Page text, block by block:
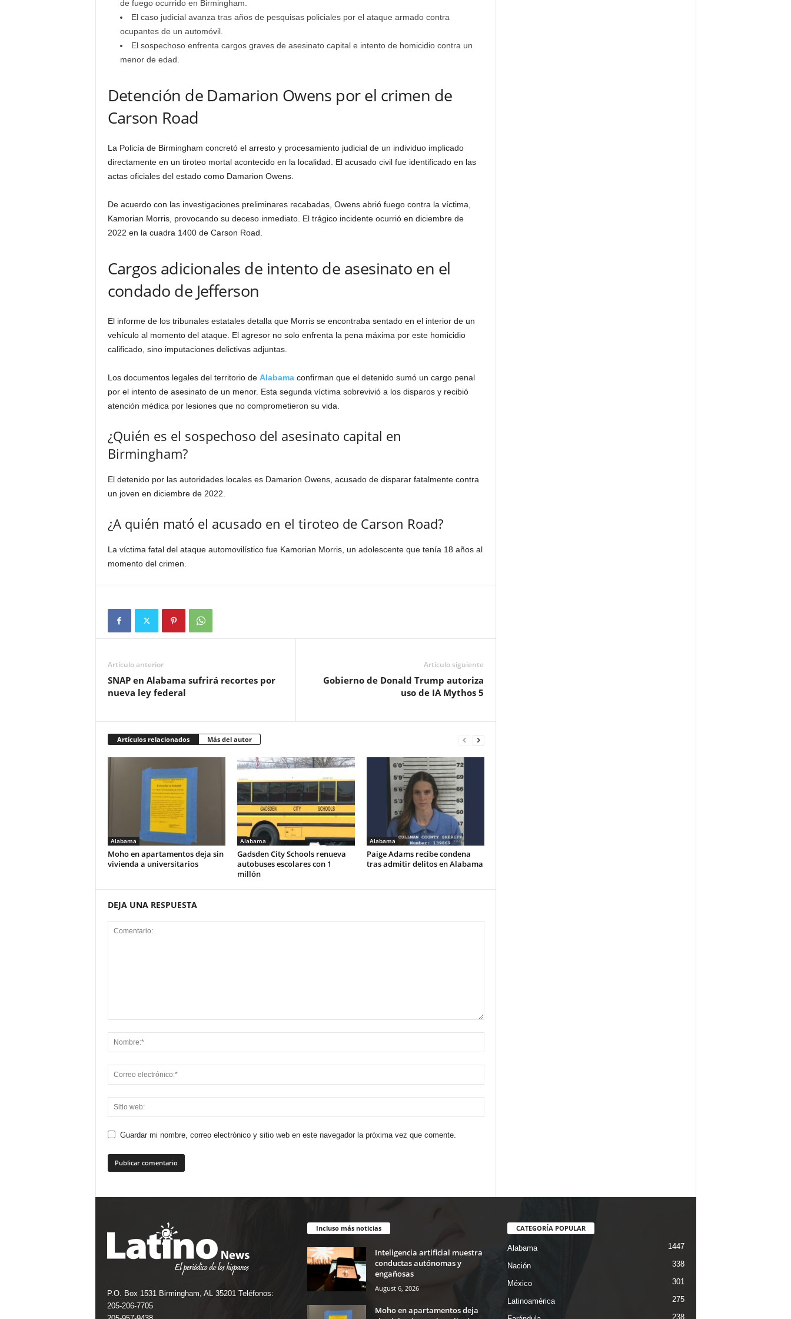
de fuego ocurrido en Birmingham.
El caso judicial avanza tras años de pesquisas policiales por el ataque armado contra
ocupantes de un automóvil.
El sospechoso enfrenta cargos graves de asesinato capital e intento de homicidio contra un
menor de edad.
Detención de Damarion Owens por el crimen de
Carson Road
La Policía de Birmingham concretó el arresto y procesamiento judicial de un individuo implicado
directamente en un tiroteo mortal acontecido en la localidad. El acusado civil fue identificado en las
actas oficiales del estado como Damarion Owens.
De acuerdo con las investigaciones preliminares recabadas, Owens abrió fuego contra la víctima,
Kamorian Morris, provocando su deceso inmediato. El trágico incidente ocurrió en diciembre de
2022 en la cuadra 1400 de Carson Road.
Cargos adicionales de intento de asesinato en el
condado de Jefferson
El informe de los tribunales estatales detalla que Morris se encontraba sentado en el interior de un
vehículo al momento del ataque. El agresor no solo enfrenta la pena máxima por este homicidio
calificado, sino imputaciones delictivas adjuntas.
Los documentos legales del territorio de Alabamaconfirman que el detenido sumó un cargo penal
por el intento de asesinato de un menor. Esta segunda víctima sobrevivió a los disparos y recibió
atención médica por lesiones que no comprometieron su vida.
¿Quién es el sospechoso del asesinato capital en
Birmingham?
El detenido por las autoridades locales es Damarion Owens, acusado de disparar fatalmente contra
un joven en diciembre de 2022.
¿A quién mató el acusado en el tiroteo de Carson Road?
La víctima fatal del ataque automovilístico fue Kamorian Morris, un adolescente que tenía 18 años al
momento del crimen.
Artículo anterior
SNAP en Alabama sufrirá recortes por
nueva ley federal
Artículo siguiente
Gobierno de Donald Trump autoriza
uso de IA Mythos 5
Artículos relacionados Más del autor
Alabama
Moho en apartamentos deja sin
vivienda a universitarios
Alabama
Gadsden City Schools renueva
autobuses escolares con 1
millón
Alabama
Paige Adams recibe condena
tras admitir delitos en Alabama
DEJA UNA RESPUESTA
Guardar mi nombre, correo electrónico y sitio web en este navegador la próxima vez que comente.
P.O. Box 1531 Birmingham, AL 35201 Teléfonos:
205-206-7705
Incluso más noticias
Inteligencia artificial muestra
conductas autónomas y
engañosas
August 6, 2026
Moho en apartamentos deja
CATEGORÍA POPULAR
Alabama 1447
Nación 338
México 301
Latinoamérica 275
238